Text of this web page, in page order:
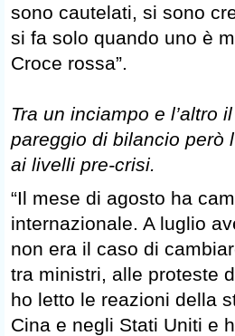
sono cautelati, si sono
si fa solo quando uno è
Croce rossa”.
Tra un inciampo e l’altro
pareggio di bilancio però
ai livelli pre-crisi.
“Il mese di agosto ha
internazionale. A luglio
non era il caso di
tra ministri, alle proteste
ho letto le reazioni della
Cina e negli Stati Uniti e